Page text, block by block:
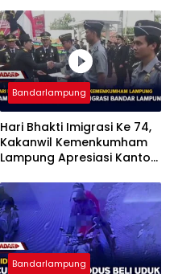
Bandarlampung
Hari Bhakti Imigrasi Ke 74,
Kakanwil Kemenkumham
Lampung Apresiasi Kantor
Bandarlampung